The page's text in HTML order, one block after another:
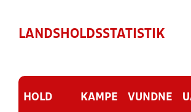
LANDSHOLDSSTATISTIK
HOLD KAMPE VUNDNE